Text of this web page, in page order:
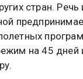
стран.
на 45 дней